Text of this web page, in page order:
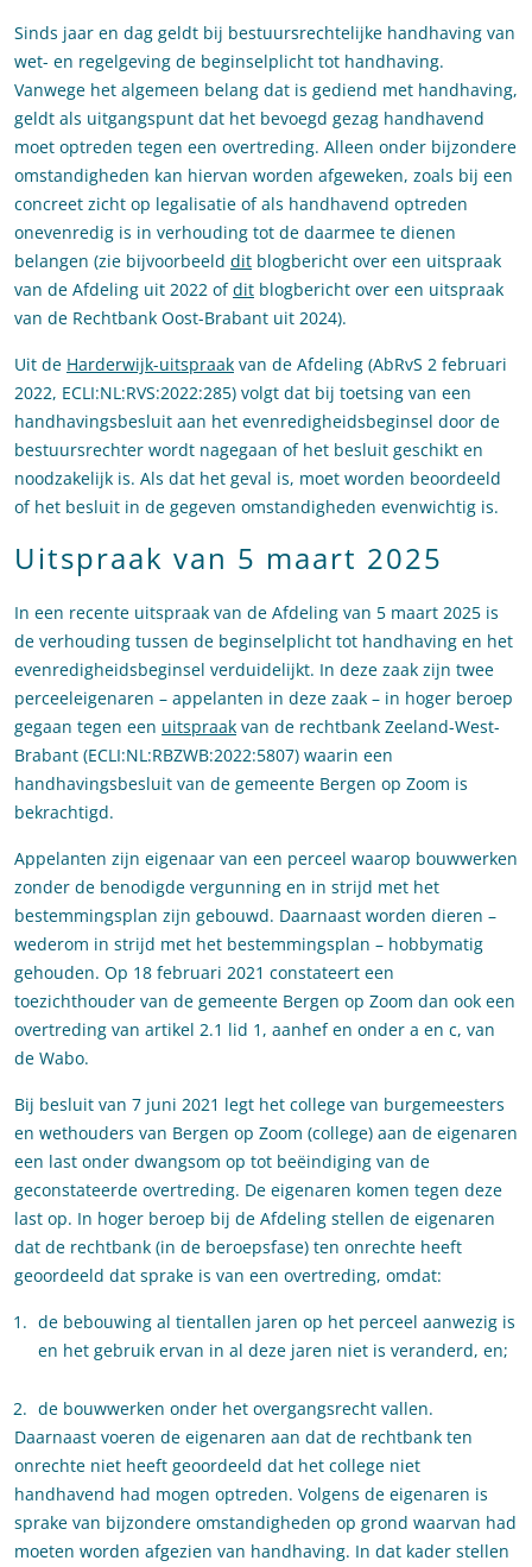
Sinds jaar en dag geldt bij bestuursrechtelijke handhaving van
wet- en regelgeving de beginselplicht tot handhaving.
Vanwege het algemeen belang dat is gediend met handhaving,
geldt als uitgangspunt dat het bevoegd gezag handhavend
moet optreden tegen een overtreding. Alleen onder bijzondere
omstandigheden kan hiervan worden afgeweken, zoals bij een
concreet zicht op legalisatie of als handhavend optreden
onevenredig is in verhouding tot de daarmee te dienen
belangen (zie bijvoorbeeld dit blogbericht over een uitspraak
van de Afdeling uit 2022 ofdit blogbericht over een uitspraak
van de Rechtbank Oost-Brabant uit 2024).
Uit de Harderwijk-uitspraak van de Afdeling (AbRvS 2 februari
2022, ECLI:NL:RVS:2022:285) volgt dat bij toetsing van een
handhavingsbesluit aan het evenredigheidsbeginsel door de
bestuursrechter wordt nagegaan of het besluit geschikt en
noodzakelijk is. Als dat het geval is, moet worden beoordeeld
of het besluit in de gegeven omstandigheden evenwichtig is.
Uitspraak van 5 maart 2025
In een recente uitspraak van de Afdeling van 5 maart 2025 is
de verhouding tussen de beginselplicht tot handhaving en het
evenredigheidsbeginsel verduidelijkt. In deze zaak zijn twee
perceeleigenaren – appelanten in deze zaak – in hoger beroep
gegaan tegen een uitspraak van de rechtbank Zeeland-West-
Brabant (ECLI:NL:RBZWB:2022:5807) waarin een
handhavingsbesluit van de gemeente Bergen op Zoom is
bekrachtigd.
Appelanten zijn eigenaar van een perceel waarop bouwwerken
zonder de benodigde vergunning en in strijd met het
bestemmingsplan zijn gebouwd. Daarnaast worden dieren –
wederom in strijd met het bestemmingsplan – hobbymatig
gehouden. Op 18 februari 2021 constateert een
toezichthouder van de gemeente Bergen op Zoom dan ook een
overtreding van artikel 2.1 lid 1, aanhef en onder a en c, van
de Wabo.
Bij besluit van 7 juni 2021 legt het college van burgemeesters
en wethouders van Bergen op Zoom (college) aan de eigenaren
een last onder dwangsom op tot beëindiging van de
geconstateerde overtreding. De eigenaren komen tegen deze
last op. In hoger beroep bij de Afdeling stellen de eigenaren
dat de rechtbank (in de beroepsfase) ten onrechte heeft
geoordeeld dat sprake is van een overtreding, omdat:
de bebouwing al tientallen jaren op het perceel aanwezig is
en het gebruik ervan in al deze jaren niet is veranderd, en;
de bouwwerken onder het overgangsrecht vallen.
Daarnaast voeren de eigenaren aan dat de rechtbank ten
onrechte niet heeft geoordeeld dat het college niet
handhavend had mogen optreden. Volgens de eigenaren is
sprake van bijzondere omstandigheden op grond waarvan had
moeten worden afgezien van handhaving. In dat kader stellen